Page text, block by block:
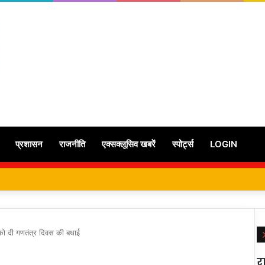
प्रशासन राजनीति एक्सक्लूसिव खबरें स्पोर्ट्स LOGIN
दी गणतंत्र दिवस की बधाई